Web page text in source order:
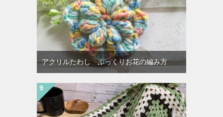
アクリルたわし ぷっくりお花の編み方